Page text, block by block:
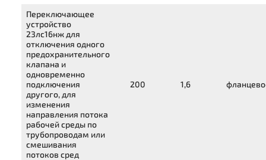
Переключающее
устройство
23лс16нж для
отключения одного
предохранительного
клапана и
одновременно
подключения
другого, для
изменения
направления потока
рабочей среды по
трубопроводам или
смешивания
потоков сред
200 1,6